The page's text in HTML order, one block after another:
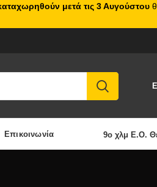
Επικοινωνία 9ο χλμ Ε.Ο.
μετά τις 3 Αυγούστου